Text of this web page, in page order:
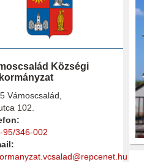
Községi
Vámoscsalád,
102.
95/346-002